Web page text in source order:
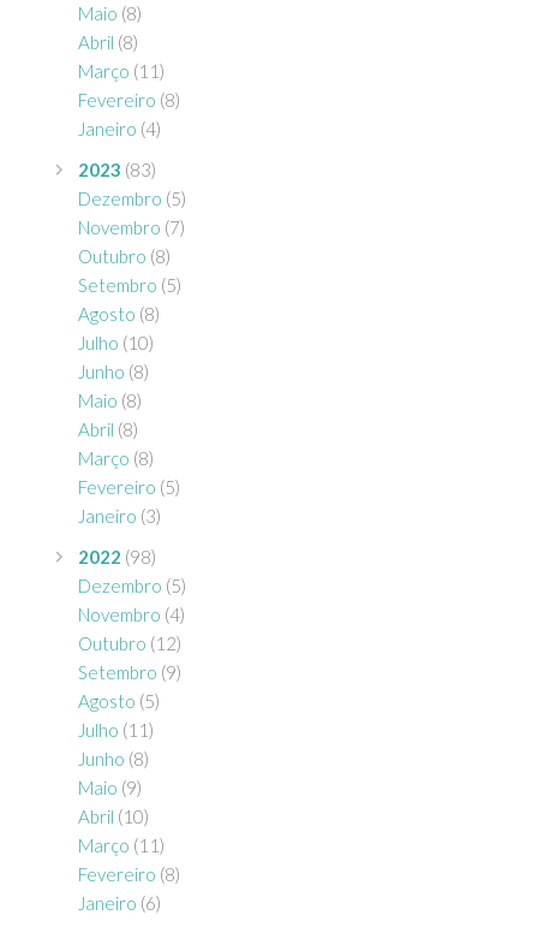
Maio (8)
Abril (8)
Março (11)
Fevereiro (8)
Janeiro (4)
2023 (83)
Dezembro (5)
Novembro (7)
Outubro (8)
Setembro (5)
Agosto (8)
Julho (10)
Junho (8)
Maio (8)
Abril (8)
Março (8)
Fevereiro (5)
Janeiro (3)
2022 (98)
Dezembro (5)
Novembro (4)
Outubro (12)
Setembro (9)
Agosto (5)
Julho (11)
Junho (8)
Maio (9)
Abril (10)
Março (11)
Fevereiro (8)
Janeiro (6)